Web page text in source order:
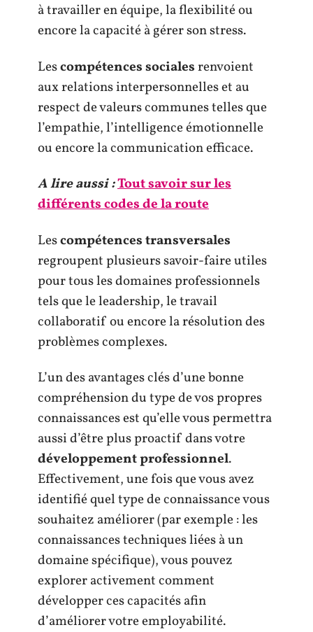
à travailler en équipe, la flexibilité ou
encore la capacité à gérer son stress.
Lescompétences socialesrenvoient
aux relations interpersonnelles et au
respect de valeurs communes telles que
l’empathie, l’intelligence émotionnelle
ou encore la communication efficace.
A lire aussi :Tout savoir sur les
différents codes de la route
Lescompétences transversales
regroupent plusieurs savoir-faire utiles
pour tous les domaines professionnels
tels que le leadership, le travail
collaboratif ou encore la résolution des
problèmes complexes.
L’un des avantages clés d’une bonne
compréhension du type de vos propres
connaissances est qu’elle vous permettra
aussi d’être plus proactif dans votre
développement professionnel.
Effectivement, une fois que vous avez
identifié quel type de connaissance vous
souhaitez améliorer (par exemple : les
connaissances techniques liées à un
domaine spécifique), vous pouvez
explorer activement comment
développer ces capacités afin
d’améliorer votre employabilité.